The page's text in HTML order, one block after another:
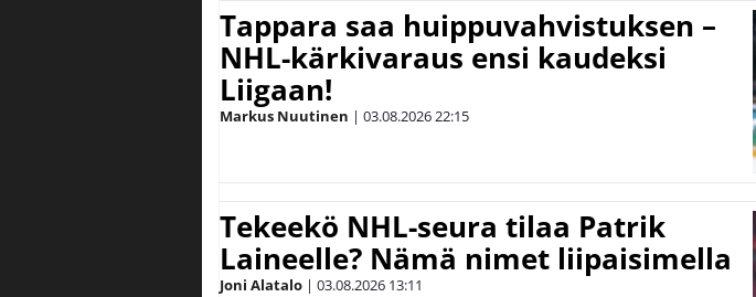
Tappara saa huippuvahvistuksen –
NHL-kärkivaraus ensi kaudeksi
Liigaan!
Markus Nuutinen | 03.08.202622:15
Tekeekö NHL-seura tilaa Patrik
Laineelle? Nämä nimet liipaisimella
Joni Alatalo | 03.08.2026 13:11